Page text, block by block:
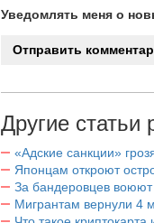
Уведомлять меня о
Другие статьи
«Адские санкции»
Японцам откроют
За бандеровцев воюют
Мигрантам вернули 4